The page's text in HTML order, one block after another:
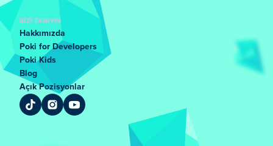
BIZI TANIYIN
Hakkımızda
Poki for Developers
Poki Kids
Blog
Açık Pozisyonlar